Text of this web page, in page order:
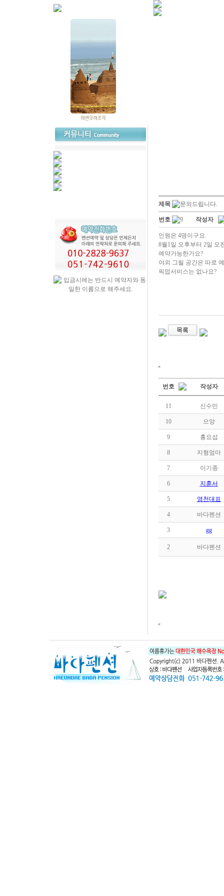
제목 문의드립니다.
번호 9 작성자
인원은 4명이구요.
8월1일 오후부터 2일 오
예약가능한가요?
야외 그릴 공간은 따로
픽업서비스는 없나요?
번호 작성자
11 신수민
10 으앙
9 홍요섭
8 지형엄마
7 이기종
6 지훈서
5 영천대표
4 바다펜션
3 gg
2 바다펜션